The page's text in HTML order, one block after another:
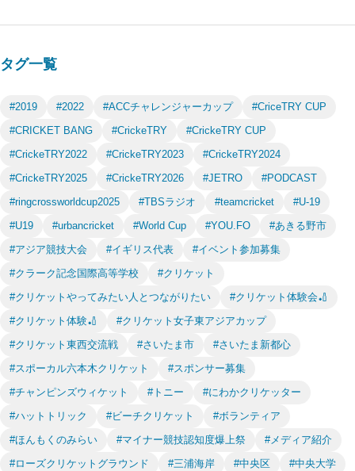
タグ一覧
#2019 #2022 #ACCチャレンジャーカップ
#CriceTRY CUP
#CRICKET BANG
#CrickeTRY
#CrickeTRY CUP
#CrickeTRY2022
#CrickeTRY2023
#CrickeTRY2024
#CrickeTRY2025
#CrickeTRY2026 #JETRO
#PODCAST
#ringcrossworldcup2025
#TBSラジオ #teamcricket
#U-19
#U19
#urbancricket #World Cup #YOU.FO
#あきる野市
#アジア競技大会
#イギリス代表
#イベント参加募集
#クラーク記念国際高等学校
#クリケット
#クリケットやってみたい人とつながりたい
#クリケット体験会🏏
#クリケット体験🏏
#クリケット女子東アジアカップ
#クリケット東西交流戦
#さいたま市
#さいたま新都心
#スポーカル六本木クリケット
#スポンサー募集
#チャンピンズウィケット
#トニー
#にわかクリケッター
#ハットトリック
#ビーチクリケット
#ボランティア
#ほんもくのみらい
#マイナー競技認知度爆上祭
#メディア紹介
#ローズクリケットグラウンド
#三浦海岸 #中央区
#中央大学